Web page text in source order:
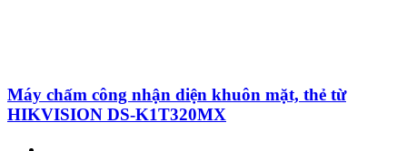
Máy chấm công nhận diện khuôn mặt, thẻ từ
HIKVISION DS-K1T320MX